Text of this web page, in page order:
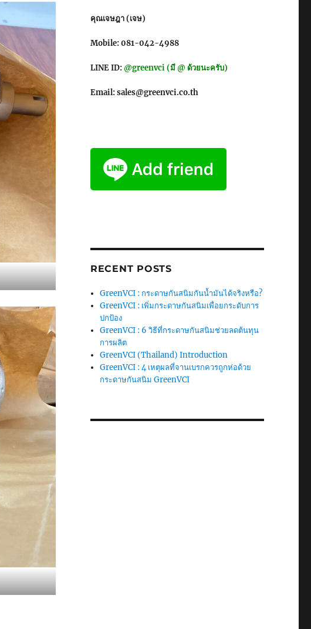
คุณเจษฎา (เจษ)
Mobile: 081-042-4988
LINE ID: @greenvci (มี @ ด้วยนะครับ)
Email: sales@greenvci.co.th
RECENT POSTS
GreenVCI : กระดาษกันสนิมกันน้ำมันได้จริงหรือ?
GreenVCI : เพิ่มกระดาษกันสนิมเพื่อยกระดับการ
ปกป้อง
GreenVCI : 6 วิธีที่กระดาษกันสนิมช่วยลดต้นทุน
การผลิต
GreenVCI (Thailand) Introduction
GreenVCI : 4 เหตุผลที่จานเบรกควรถูกห่อด้วย
กระดาษกันสนิม GreenVCI